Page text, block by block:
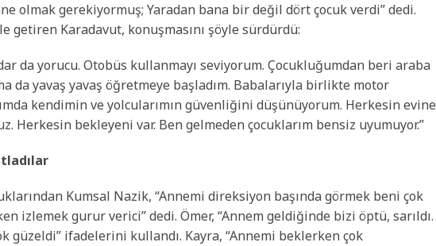
olmak gerekiyormuş; Yaradan bana bir değil dört çocuk verdi” dedi.
getiren Karadavut, konuşmasını şöyle sürdürdü:
da yorucu. Otobüs kullanmayı seviyorum. Çocukluğumdan beri araba
da yavaş yavaş öğretmeye başladım. Babalarıyla birlikte motor
kendimin ve yolcularımın güvenliğini düşünüyorum. Herkesin evine
Herkesin bekleyeni var. Ben gelmeden çocuklarım bensiz uyumuyor.”
Kumsal Nazik, “Annemi direksiyon başında görmek beni çok
izlemek gurur verici” dedi. Ömer, “Annem geldiğinde bizi öptü, sarıldı.
güzeldi” ifadelerini kullandı. Kayra, “Annemi beklerken çok